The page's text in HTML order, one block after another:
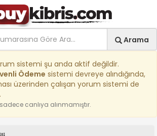
Ara
Arama
Platformu |
sistemi şu anda aktif değildir.
Ödeme sistemi devreye alındığında,
üzerinden çalışan yorum sistemi de
sadece canlıya alınmamıştır.